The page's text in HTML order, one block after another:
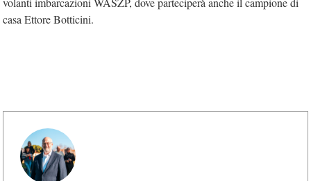
casa Ettore Botticini.